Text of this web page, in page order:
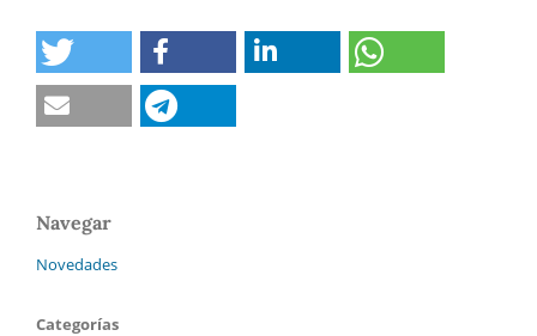
Navegar
Novedades
Categorías